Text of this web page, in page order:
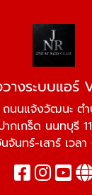
างระบบแอร์
นนแจ้งวัฒนะ ตำ
ากเกร็ด นนทบุรี
จันทร์-เสาร์ เว